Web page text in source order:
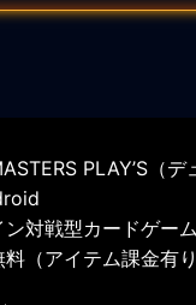
PLAY’S（デ
対戦型カードゲーム
（アイテム課金有り